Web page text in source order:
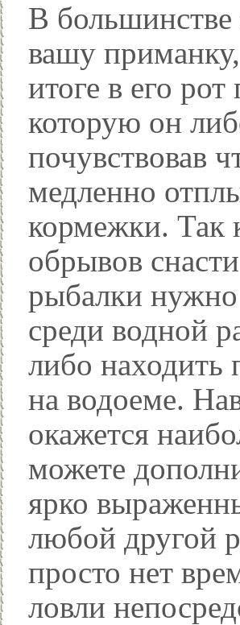
В большинстве
вашу
итоге в его
которую он
почувствовав
медленно
кормежки. Так
обрывов
рыбалки нужно
среди водной
либо находить
на водоеме.
окажется
можете
ярко
любой другой
просто нет
ловли